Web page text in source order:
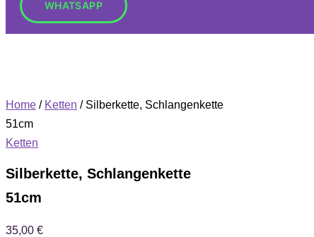
WHATSAPP
Home / Ketten / Silberkette, Schlangenkette
51cm
Ketten
Silberkette, Schlangenkette
51cm
35,00 €